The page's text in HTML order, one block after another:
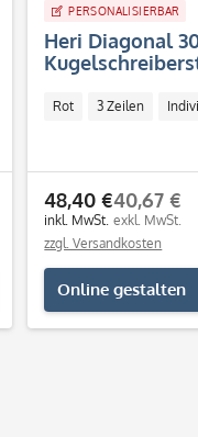
Merken
PERSONALISIERBAR
Heri Diagonal
Rot 3 Zeilen
48,40 €
inkl. MwSt.
40,67 €
exkl. MwSt.
zzgl. Versandkosten
Online gestalten